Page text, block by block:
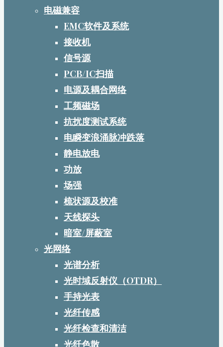
电磁兼容
EMC软件及系统
接收机
信号源
PCB/IC扫描
电源及耦合网络
工频磁场
抗扰度测试系统
电瞬变浪涌脉冲跌落
静电放电
功放
场强
梳状源及校准
天线探头
暗室/屏蔽室
光网络
光谱分析
光时域反射仪（OTDR）
手持光表
光纤传感
光纤检查和清洁
光纤色散